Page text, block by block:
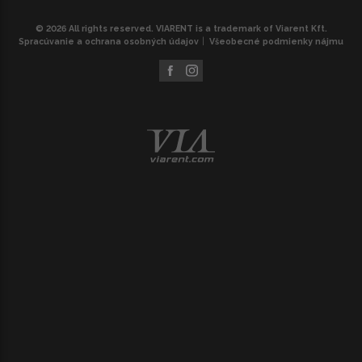
© 2026 All rights reserved. VIARENT is a trademark of Viarent Kft.
Spracúvanie a ochrana osobných údajov
Všeobecné podmienky nájmu